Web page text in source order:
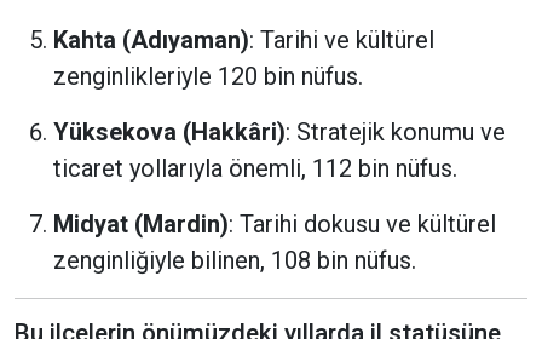
Kahta (Adıyaman): Tarihi ve kültürel
zenginlikleriyle 120 bin nüfus.
Yüksekova (Hakkâri): Stratejik konumu ve
ticaret yollarıyla önemli, 112 bin nüfus.
Midyat (Mardin): Tarihi dokusu ve kültürel
zenginliğiyle bilinen, 108 bin nüfus.
Bu ilçelerin önümüzdeki yıllarda il statüsüne